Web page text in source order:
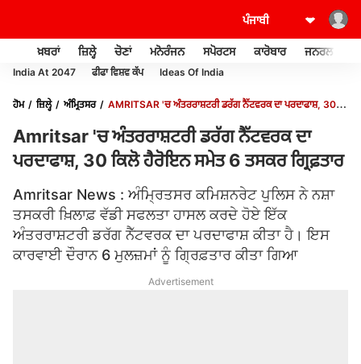
ਖ਼ਬਰਾਂ ਜ਼ਿਲ੍ਹੇ ਚੋਣਾਂ ਮਨੋਰੰਜਨ ਸਪੋਰਟਸ ਕਾਰੋਬਾਰ ਜਨਰਲ ਨੌਲਜ
India At 2047 ਫੀਫਾ ਵਿਸ਼ਵ ਕੱਪ Ideas Of India
ਹੋਮ ਜ਼ਿਲ੍ਹੇ ਅੰਮ੍ਰਿਤਸਰ
AMRITSAR 'ਚ ਅੰਤਰਰਾਸ਼ਟਰੀ ਡਰੱਗ ਨੈੱਟਵਰਕ ਦਾ ਪਰਦਾਫਾਸ਼, 30
Amritsar 'ਚ ਅੰਤਰਰਾਸ਼ਟਰੀ ਡਰੱਗ ਨੈੱਟਵਰਕ ਦਾ
ਪਰਦਾਫਾਸ਼, 30 ਕਿਲੋ ਹੈਰੋਇਨ ਸਮੇਤ 6 ਤਸਕਰ ਗ੍ਰਿਫ਼ਤਾਰ
Amritsar News : ਅੰਮ੍ਰਿਤਸਰ ਕਮਿਸ਼ਨਰੇਟ ਪੁਲਿਸ ਨੇ ਨਸ਼ਾ
ਤਸਕਰੀ ਖ਼ਿਲਾਫ਼ ਵੱਡੀ ਸਫਲਤਾ ਹਾਸਲ ਕਰਦੇ ਹੋਏ ਇੱਕ
ਅੰਤਰਰਾਸ਼ਟਰੀ ਡਰੱਗ ਨੈੱਟਵਰਕ ਦਾ ਪਰਦਾਫਾਸ਼ ਕੀਤਾ ਹੈ। ਇਸ
ਕਾਰਵਾਈ ਦੌਰਾਨ 6 ਮੁਲਜ਼ਮਾਂ ਨੂੰ ਗ੍ਰਿਫ਼ਤਾਰ ਕੀਤਾ ਗਿਆ
Advertisement